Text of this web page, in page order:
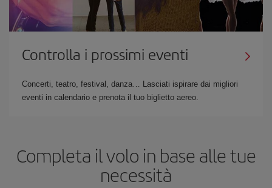
Controlla i prossimi eventi
Concerti, teatro, festival, danza… Lasciati ispirare dai migliori
eventi in calendario e prenota il tuo biglietto aereo.
Completa il volo in base alle tue
necessità